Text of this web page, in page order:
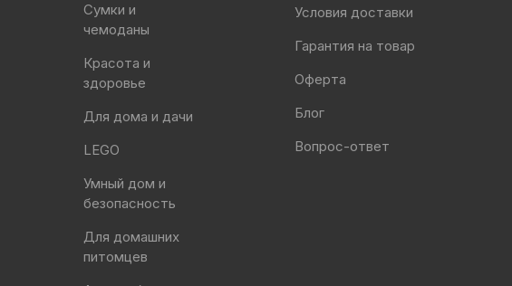
Сумки и
чемоданы
Красота и
здоровье
Для дома и дачи
LEGO
Умный дом и
безопасность
Для домашних
питомцев
Условия доставки
Гарантия на товар
Оферта
Блог
Вопрос-ответ